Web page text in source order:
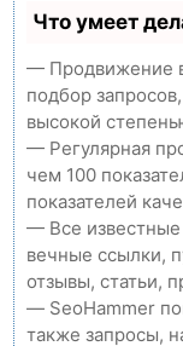
Что умеет
— Продвижение
подбор
высокой
— Регулярная
чем 100
показателей
— Все
вечные ссылки,
отзывы, статьи,
— SeoHammer
также запросы,